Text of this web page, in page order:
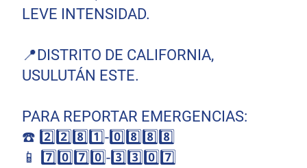
LEVE INTENSIDAD.
📍DISTRITO DE CALIFORNIA,
USULUTÁN ESTE.
PARA REPORTAR EMERGENCIAS:
☎️ 2️⃣2️⃣8️⃣1️⃣-0️⃣8️⃣8️⃣8️⃣
📱 7️⃣0️⃣7️⃣0️⃣-3️⃣3️⃣0️⃣7️⃣